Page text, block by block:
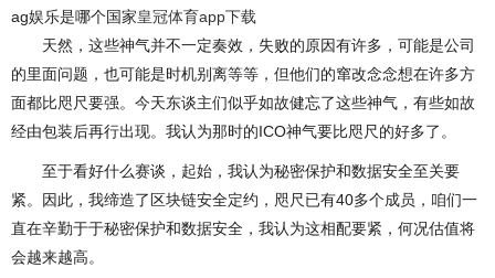
ag娱乐是哪个国家皇冠体育app下载
天然，这些神气并不一定奏效，失败的原因有许多，可能是公司
的里面问题，也可能是时机别离等等，但他们的窜改念念想在许多方
面都比咫尺要强。今天东谈主们似乎如故健忘了这些神气，有些如故
经由包装后再行出现。我认为那时的ICO神气要比咫尺的好多了。
至于看好什么赛谈，起始，我认为秘密保护和数据安全至关要
紧。因此，我缔造了区块链安全定约，咫尺已有40多个成员，咱们一
直在辛勤于于秘密保护和数据安全，我认为这相配要紧，何况估值将
会越来越高。